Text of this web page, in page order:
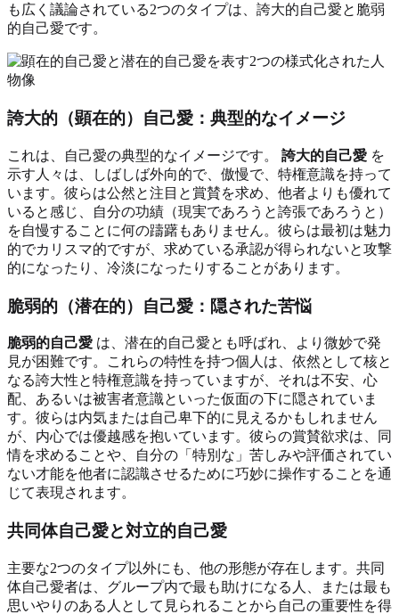
も広く議論されている2つのタイプは、誇大的自己愛と脆弱
的自己愛です。
誇大的（顕在的）自己愛：典型的なイメージ
これは、自己愛の典型的なイメージです。 誇大的自己愛 を
示す人々は、しばしば外向的で、傲慢で、特権意識を持って
います。彼らは公然と注目と賞賛を求め、他者よりも優れて
いると感じ、自分の功績（現実であろうと誇張であろうと）
を自慢することに何の躊躇もありません。彼らは最初は魅力
的でカリスマ的ですが、求めている承認が得られないと攻撃
的になったり、冷淡になったりすることがあります。
脆弱的（潜在的）自己愛：隠された苦悩
脆弱的自己愛 は、潜在的自己愛とも呼ばれ、より微妙で発
見が困難です。これらの特性を持つ個人は、依然として核と
なる誇大性と特権意識を持っていますが、それは不安、心
配、あるいは被害者意識といった仮面の下に隠されていま
す。彼らは内気または自己卑下的に見えるかもしれません
が、内心では優越感を抱いています。彼らの賞賛欲求は、同
情を求めることや、自分の「特別な」苦しみや評価されてい
ない才能を他者に認識させるために巧妙に操作することを通
じて表現されます。
共同体自己愛と対立的自己愛
主要な2つのタイプ以外にも、他の形態が存在します。共同
体自己愛者は、グループ内で最も助けになる人、または最も
思いやりのある人として見られることから自己の重要性を得